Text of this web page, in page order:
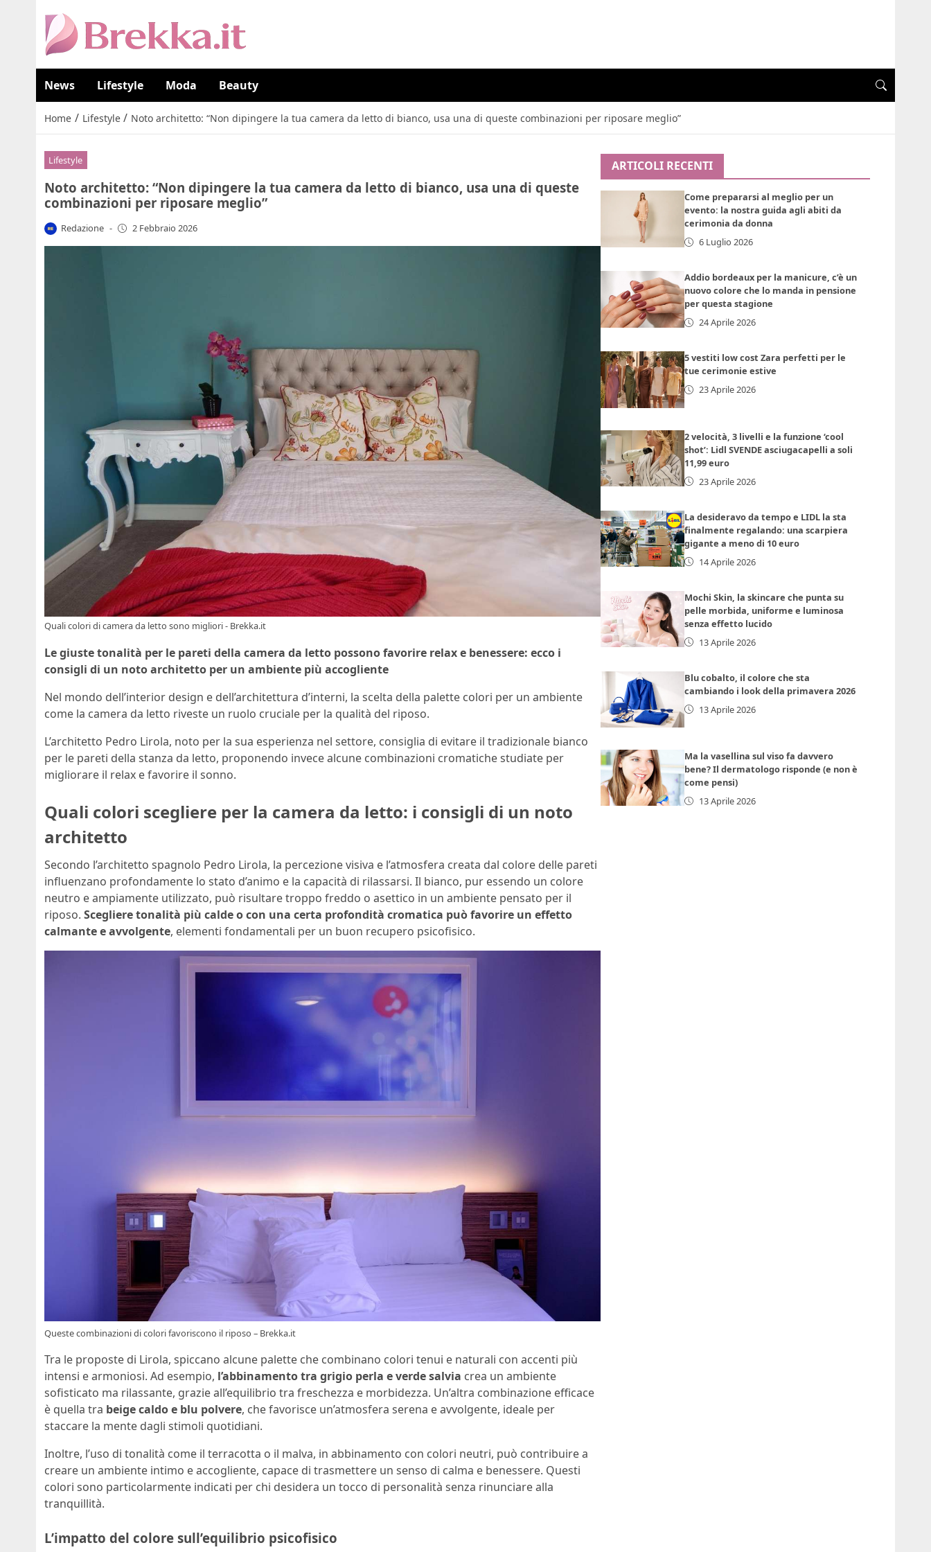
News Lifestyle Moda Beauty
Home / Lifestyle / Noto architetto: “Non dipingere la tua camera da letto di bianco, usa una di queste combinazioni per riposare meglio”
Lifestyle
Noto architetto: “Non dipingere la tua camera da letto di bianco, usa una di queste
combinazioni per riposare meglio”
Redazione - 2 Febbraio 2026
Quali colori di camera da letto sono migliori - Brekka.it
Le giuste tonalità per le pareti della camera da letto possono favorire relax e benessere: ecco i
consigli di un noto architetto per un ambiente più accogliente
Nel mondo dell’interior design e dell’architettura d’interni, la scelta della palette colori per un ambiente
come la camera da letto riveste un ruolo cruciale per la qualità del riposo.
L’architetto Pedro Lirola, noto per la sua esperienza nel settore, consiglia di evitare il tradizionale bianco
per le pareti della stanza da letto, proponendo invece alcune combinazioni cromatiche studiate per
migliorare il relax e favorire il sonno.
Quali colori scegliere per la camera da letto: i consigli di un noto
architetto
Secondo l’architetto spagnolo Pedro Lirola, la percezione visiva e l’atmosfera creata dal colore delle pareti
influenzano profondamente lo stato d’animo e la capacità di rilassarsi. Il bianco, pur essendo un colore
neutro e ampiamente utilizzato, può risultare troppo freddo o asettico in un ambiente pensato per il
riposo. Scegliere tonalità più calde o con una certa profondità cromatica può favorire un effetto
calmante e avvolgente, elementi fondamentali per un buon recupero psicofisico.
Queste combinazioni di colori favoriscono il riposo – Brekka.it
Tra le proposte di Lirola, spiccano alcune palette che combinano colori tenui e naturali con accenti più
intensi e armoniosi. Ad esempio, l’abbinamento tra grigio perla e verde salvia crea un ambiente
sofisticato ma rilassante, grazie all’equilibrio tra freschezza e morbidezza. Un’altra combinazione efficace
è quella tra beige caldo e blu polvere, che favorisce un’atmosfera serena e avvolgente, ideale per
staccare la mente dagli stimoli quotidiani.
Inoltre, l’uso di tonalità come il terracotta o il malva, in abbinamento con colori neutri, può contribuire a
creare un ambiente intimo e accogliente, capace di trasmettere un senso di calma e benessere. Questi
colori sono particolarmente indicati per chi desidera un tocco di personalità senza rinunciare alla
tranquillità.
L’impatto del colore sull’equilibrio psicofisico
ARTICOLI RECENTI
Come prepararsi al meglio per un
evento: la nostra guida agli abiti da
cerimonia da donna
6 Luglio 2026
Addio bordeaux per la manicure, c’è un
nuovo colore che lo manda in pensione
per questa stagione
24 Aprile 2026
5 vestiti low cost Zara perfetti per le
tue cerimonie estive
23 Aprile 2026
2 velocità, 3 livelli e la funzione ‘cool
shot’: Lidl SVENDE asciugacapelli a soli
11,99 euro
23 Aprile 2026
La desideravo da tempo e LIDL la sta
finalmente regalando: una scarpiera
gigante a meno di 10 euro
14 Aprile 2026
Mochi Skin, la skincare che punta su
pelle morbida, uniforme e luminosa
senza effetto lucido
13 Aprile 2026
Blu cobalto, il colore che sta
cambiando i look della primavera 2026
13 Aprile 2026
Ma la vasellina sul viso fa davvero
bene? Il dermatologo risponde (e non è
come pensi)
13 Aprile 2026